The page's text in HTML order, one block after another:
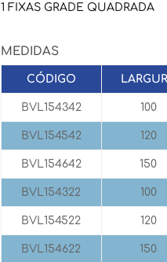
1 FIXAS GRADE QUADRADA
MEDIDAS
CÓDIGO
BVL154342 100
BVL154542 120
BVL154642 150
BVL154322 100
BVL154522 120
BVL154622 150